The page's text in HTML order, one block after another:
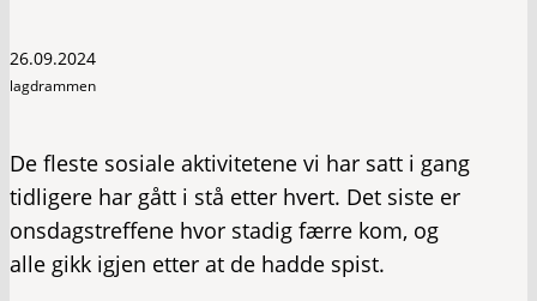
26.09.2024
lagdrammen
De fleste sosiale aktivitetene vi har satt i gang
tidligere har gått i stå etter hvert. Det siste er
onsdagstreffene hvor stadig færre kom, og
alle gikk igjen etter at de hadde spist.